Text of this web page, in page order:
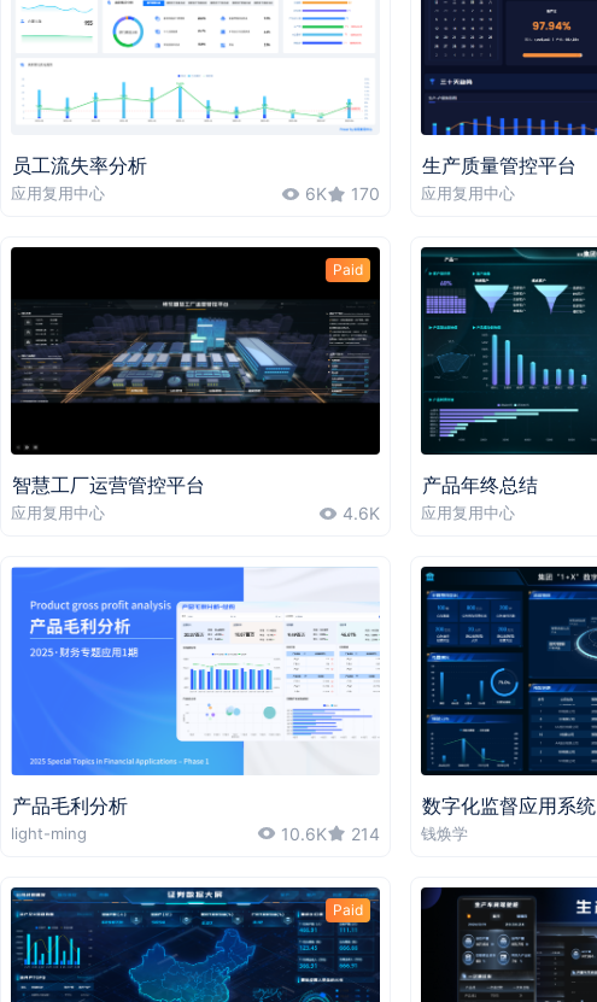
员工流失率分析
应用复用中心 6K 170
生产质量管控平台
应用复用中心
Paid
智慧工厂运营管控平台
应用复用中心 4.6K
产品年终总结
应用复用中心
产品毛利分析
light-ming 10.6K 214
数字化监督应用系统
钱焕学
Paid